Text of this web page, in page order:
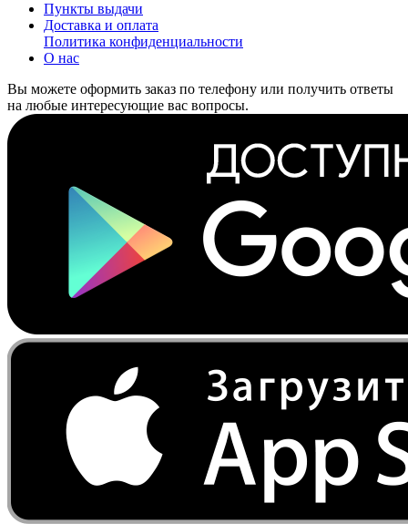
Пункты выдачи
Доставка и оплата
Политика конфиденциальности
О нас
Вы можете оформить заказ по телефону или получить ответы
на любые интересующие вас вопросы.